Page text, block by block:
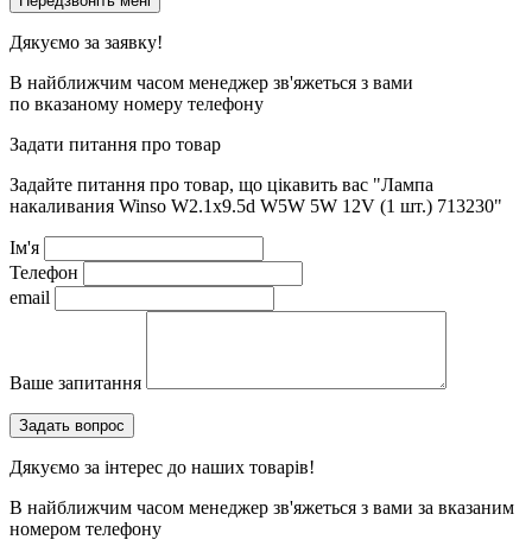
Дякуємо за заявку!
В найближчим часом менеджер зв'яжеться з вами
по вказаному номеру телефону
Задати питання про товар
Задайте питання про товар, що цікавить вас "Лампа
накаливания Winso W2.1x9.5d W5W 5W 12V (1 шт.) 713230"
Ім'я
Телефон
email
Ваше запитання
Дякуємо за інтерес до наших товарів!
В найближчим часом менеджер зв'яжеться з вами за вказаним
номером телефону